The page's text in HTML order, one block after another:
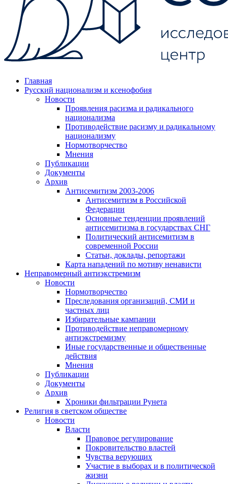
Главная
Русский национализм и ксенофобия
Новости
Проявления расизма и радикального
национализма
Противодействие расизму и радикальному
национализму
Нормотворчество
Мнения
Публикации
Документы
Архив
Антисемитизм 2003-2006
Антисемитизм в Российской
Федерации
Основные тенденции проявлений
антисемитизма в государствах СНГ
Политический антисемитизм в
современной России
Статьи, доклады, репортажи
Карта нападений по мотиву ненависти
Неправомерный антиэкстремизм
Новости
Нормотворчество
Преследования организаций, СМИ и
частных лиц
Избирательные кампании
Противодействие неправомерному
антиэкстремизму
Иные государственные и общественные
действия
Мнения
Публикации
Документы
Архив
Хроники фильтрации Рунета
Религия в светском обществе
Новости
Власти
Правовое регулирование
Покровительство властей
Чувства верующих
Участие в выборах и в политической
жизни